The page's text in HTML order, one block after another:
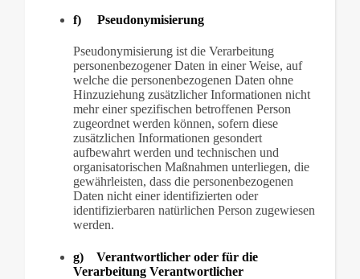
f) Pseudonymisierung
Pseudonymisierung ist die Verarbeitung
personenbezogener Daten in einer Weise, auf
welche die personenbezogenen Daten ohne
Hinzuziehung zusätzlicher Informationen nicht
mehr einer spezifischen betroffenen Person
zugeordnet werden können, sofern diese
zusätzlichen Informationen gesondert
aufbewahrt werden und technischen und
organisatorischen Maßnahmen unterliegen, die
gewährleisten, dass die personenbezogenen
Daten nicht einer identifizierten oder
identifizierbaren natürlichen Person zugewiesen
werden.
g) Verantwortlicher oder für die
Verarbeitung Verantwortlicher